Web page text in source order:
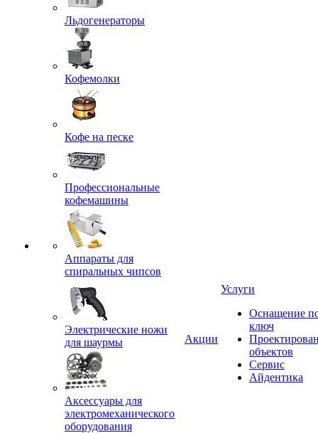
Льдогенераторы
Кофемолки
Кофе на песке
Профессиональные
кофемашины
Аппараты для
спиральных чипсов
Электрические ножи
для шаурмы
Аксессуары для
электромеханического
оборудования
Акции
Услуги
Оснащение
ключ
объектов
Сервис
Айдентика